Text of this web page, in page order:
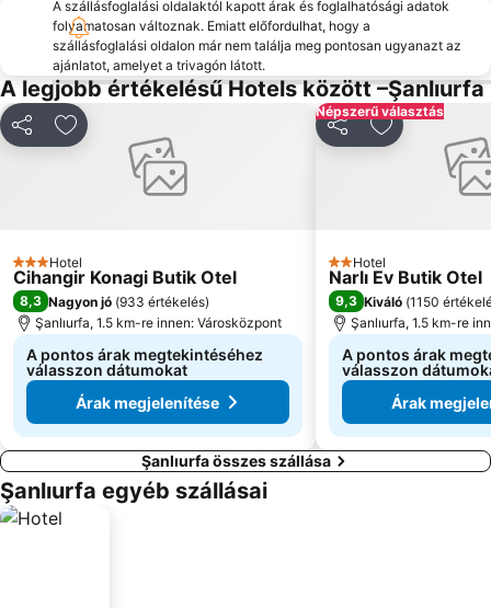
A szállásfoglalási oldalaktól kapott árak és foglalhatósági adatok
folyamatosan változnak. Emiatt előfordulhat, hogy a
szállásfoglalási oldalon már nem találja meg pontosan ugyanazt az
ajánlatot, amelyet a trivagón látott.
A legjobb értékelésű Hotels között –Şanlıurfa
MegosztásHozzáadás a kedvencekhez
3 Kategória
Hotel
Cihangir Konagi Butik Otel
8,3 Nagyon jó (933 értékelés)
Şanlıurfa, 1.5 km-re innen: Városközpont
A pontos árak megtekintéséhez
válasszon dátumokat
Árak megjelenítése
Népszerű választás
MegosztásHozzáadás
2 Kategória
Hotel
Narlı Ev Butik Otel
9,3 Kiváló (1150
Şanlıurfa, 1.5 km-re
A pontos árak
válasszon
Árak
Şanlıurfa összes szállása
Şanlıurfa egyéb szállásai